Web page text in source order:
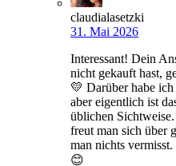
claudialasetzki
31. Mai 2026
Interessant! Dein
nicht gekauft hast,
💛 Darüber habe
aber eigentlich ist
üblichen
freut man sich über
man nichts
😊